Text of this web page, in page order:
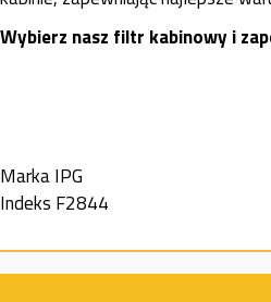
Wybierz nasz filtr kabinowy i
MarkaIPG
Indeks F2844